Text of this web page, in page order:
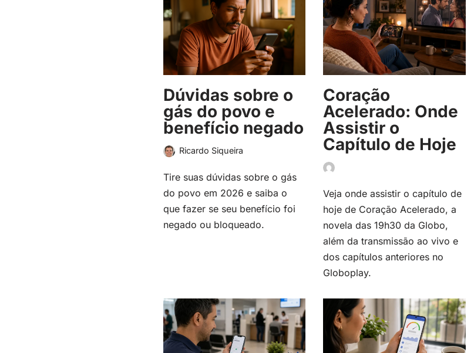
Dúvidas sobre o
gás do povo e
benefício negado
Ricardo Siqueira
Tire suas dúvidas sobre o gás
do povo em 2026 e saiba o
que fazer se seu benefício foi
negado ou bloqueado.
Coração
Acelerado: Onde
Assistir o
Capítulo de Hoje
Veja onde assistir o capítulo de
hoje de Coração Acelerado, a
novela das 19h30 da Globo,
além da transmissão ao vivo e
dos capítulos anteriores no
Globoplay.